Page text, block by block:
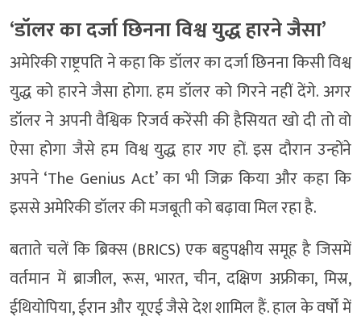
‘डॉलर का दर्जा छिनना विश्व युद्ध हारने जैसा’
अमेरिकी राष्ट्रपति ने कहा कि डॉलर का दर्जा छिनना किसी विश्व
युद्ध को हारने जैसा होगा. हम डॉलर को गिरने नहीं देंगे. अगर
डॉलर ने अपनी वैश्विक रिजर्व करेंसी की हैसियत खो दी तो वो
ऐसा होगा जैसे हम विश्व युद्ध हार गए हों. इस दौरान उन्होंने
अपने ‘The Genius Act’ का भी जिक्र किया और कहा कि
इससे अमेरिकी डॉलर की मजबूती को बढ़ावा मिल रहा है.
बताते चलें कि ब्रिक्स (BRICS) एक बहुपक्षीय समूह है जिसमें
वर्तमान में ब्राजील, रूस, भारत, चीन, दक्षिण अफ्रीका, मिस्र,
ईथियोपिया, ईरान और यूएई जैसे देश शामिल हैं. हाल के वर्षों में